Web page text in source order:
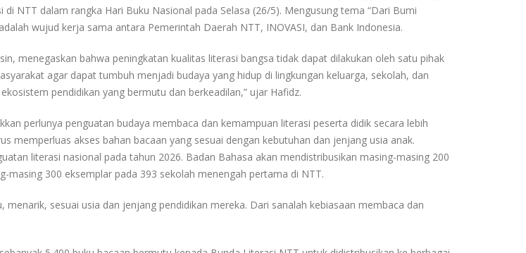
NTT dalam rangka Hari Buku Nasional pada Selasa (26/5). Mengusung tema “Dari Bumi
wujud kerja sama antara Pemerintah Daerah NTT, INOVASI, dan Bank Indonesia.
menegaskan bahwa peningkatan kualitas literasi bangsa tidak dapat dilakukan oleh satu pihak
agar dapat tumbuh menjadi budaya yang hidup di lingkungan keluarga, sekolah, dan
pendidikan yang bermutu dan berkeadilan,” ujar Hafidz.
perlunya penguatan budaya membaca dan kemampuan literasi peserta didik secara lebih
memperluas akses bahan bacaan yang sesuai dengan kebutuhan dan jenjang usia anak.
literasi nasional pada tahun 2026. Badan Bahasa akan mendistribusikan masing-masing 200
masing 300 eksemplar pada 393 sekolah menengah pertama di NTT.
sesuai usia dan jenjang pendidikan mereka. Dari sanalah kebiasaan membaca dan